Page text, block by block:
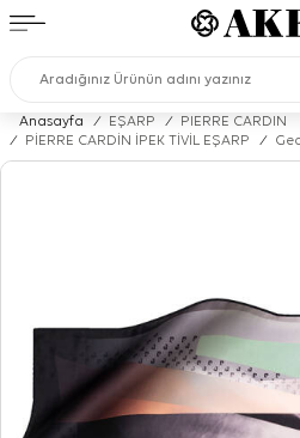
Anasayfa / EŞARP /
PIERRE CARDIN
/
PİERRE CARDİN İPEK TİVİL EŞARP /